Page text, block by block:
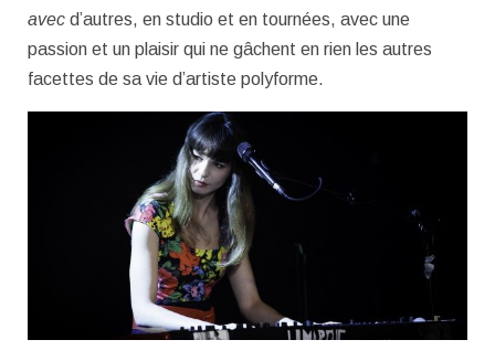
avec d’autres, en studio et en tournées, avec une
passion et un plaisir qui ne gâchent en rien les autres
facettes de sa vie d’artiste polyforme.